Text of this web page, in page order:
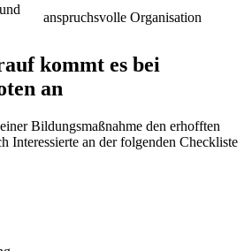
anspruchsvolle Organisation
kommt es bei
an
Bildungsmaßnahme den erhofften
Interessierte an der folgenden Checkliste